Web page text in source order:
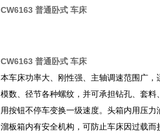
CW6163 普通卧式 车床
CW6163 普通卧式 车床
本车床功率大、刚性强、主轴调速范围广，
模数、径节各种螺纹，并可承担钻孔、套
用按钮不停车变换一级速度。头箱内用压
溜板箱内有安全机构，可防止车床因过载